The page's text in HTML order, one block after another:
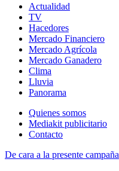
Actualidad
TV
Hacedores
Mercado Financiero
Mercado Agrícola
Mercado Ganadero
Clima
Lluvia
Panorama
Quienes somos
Mediakit publicitario
Contacto
De cara a la presente campaña